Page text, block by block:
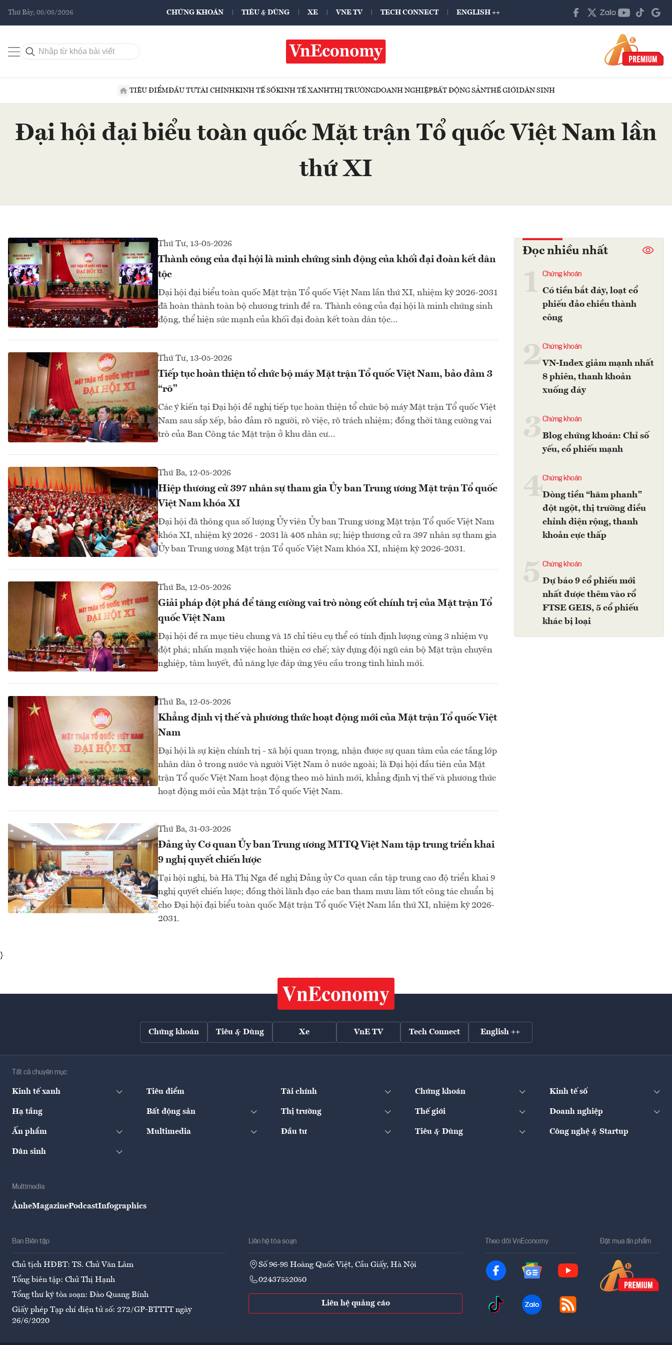
Thứ Bảy, 08/08/2026 CHỨNG KHOÁN TIÊU & DÙNG XE VNE TV TECH CONNECT ENGLISH ++
TIÊU ĐIỂMĐẦU TƯTÀI CHÍNHKINH TẾ SỐKINH TẾ XANHTHỊ TRƯỜNGDOANH NGHIỆPBẤT ĐỘNG SẢNTHẾ GIỚIDÂN SINH
Đại hội đại biểu toàn quốc Mặt trận Tổ quốc Việt Nam lần
thứ XI
Thứ Tư, 13-05-2026
Thành công của đại hội là minh chứng sinh động của khối đại đoàn kết dân
tộc
Đại hội đại biểu toàn quốc Mặt trận Tổ quốc Việt Nam lần thứ XI, nhiệm kỳ 2026-2031
đã hoàn thành toàn bộ chương trình đề ra. Thành công của đại hội là minh chứng sinh
động, thể hiện sức mạnh của khối đại đoàn kết toàn dân tộc...
Thứ Tư, 13-05-2026
Tiếp tục hoàn thiện tổ chức bộ máy Mặt trận Tổ quốc Việt Nam, bảo đảm 3
“rõ”
Các ý kiến tại Đại hội đề nghị tiếp tục hoàn thiện tổ chức bộ máy Mặt trận Tổ quốc Việt
Nam sau sắp xếp, bảo đảm rõ người, rõ việc, rõ trách nhiệm; đồng thời tăng cường vai
trò của Ban Công tác Mặt trận ở khu dân cư...
Thứ Ba, 12-05-2026
Hiệp thương cử 397 nhân sự tham gia Ủy ban Trung ương Mặt trận Tổ quốc
Việt Nam khóa XI
Đại hội đã thông qua số lượng Ủy viên Ủy ban Trung ương Mặt trận Tổ quốc Việt Nam
khóa XI, nhiệm kỳ 2026 - 2031 là 405 nhân sự; hiệp thương cử ra 397 nhân sự tham gia
Ủy ban Trung ương Mặt trận Tổ quốc Việt Nam khóa XI, nhiệm kỳ 2026-2031.
Thứ Ba, 12-05-2026
Giải pháp đột phá để tăng cường vai trò nòng cốt chính trị của Mặt trận Tổ
quốc Việt Nam
Đại hội đề ra mục tiêu chung và 15 chỉ tiêu cụ thể có tính định lượng cùng 3 nhiệm vụ
đột phá; nhấn mạnh việc hoàn thiện cơ chế; xây dựng đội ngũ cán bộ Mặt trận chuyên
nghiệp, tâm huyết, đủ năng lực đáp ứng yêu cầu trong tình hình mới.
Thứ Ba, 12-05-2026
Khẳng định vị thế và phương thức hoạt động mới của Mặt trận Tổ quốc Việt
Nam
Đại hội là sự kiện chính trị - xã hội quan trọng, nhận được sự quan tâm của các tầng lớp
nhân dân ở trong nước và người Việt Nam ở nước ngoài; là Đại hội đầu tiên của Mặt
trận Tổ quốc Việt Nam hoạt động theo mô hình mới, khẳng định vị thế và phương thức
hoạt động mới của Mặt trận Tổ quốc Việt Nam.
Thứ Ba, 31-03-2026
Đảng ủy Cơ quan Ủy ban Trung ương MTTQ Việt Nam tập trung triển khai
9 nghị quyết chiến lược
Tại hội nghị, bà Hà Thị Nga đề nghị Đảng ủy Cơ quan cần tập trung cao độ triển khai 9
nghị quyết chiến lược; đồng thời lãnh đạo các ban tham mưu làm tốt công tác chuẩn bị
cho Đại hội đại biểu toàn quốc Mặt trận Tổ quốc Việt Nam lần thứ XI, nhiệm kỳ 2026-
2031.
Đọc nhiều nhất
Chứng khoán
Có tiền bắt đáy, loạt cổ
phiếu đảo chiều thành
công
2Chứng khoán
VN-Index giảm mạnh nhất
8 phiên, thanh khoản
xuống đáy
Chứng khoán
Blog chứng khoán: Chỉ số
yếu, cổ phiếu mạnh
4Chứng khoán
Dòng tiền “hãm phanh”
đột ngột, thị trường điều
chỉnh diện rộng, thanh
khoản cực thấp
Chứng khoán
Dự báo 9 cổ phiếu mới
nhất được thêm vào rổ
FTSE GEIS, 5 cổ phiếu
khác bị loại
}
Chứng khoán Tiêu & Dùng Xe VnE TV Tech Connect English ++
Tất cả chuyên mục
Kinh tế xanh Tiêu điểm Tài chính Chứng khoán Kinh tế số
Hạ tầng Bất động sản Thị trường Thế giới Doanh nghiệp
Ấn phẩm Multimedia Đầu tư Tiêu & Dùng Công nghệ & Startup
Dân sinh
Multimedia
ẢnheMagazinePodcastInfographics
Ban Biên tập
Chủ tịch HĐBT: TS. Chử Văn Lâm
Tổng biên tập: Chử Thị Hạnh
Tổng thư ký tòa soạn: Đào Quang Bính
Giấy phép Tạp chí điện tử số: 272/GP-BTTTT ngày
26/6/2020
Liên hệ tòa soạn
Số 96-98 Hoàng Quốc Việt, Cầu Giấy, Hà Nội
02437552050
Liên hệ quảng cáo
Theo dõi VnEconomy Đặt mua ấn phẩm